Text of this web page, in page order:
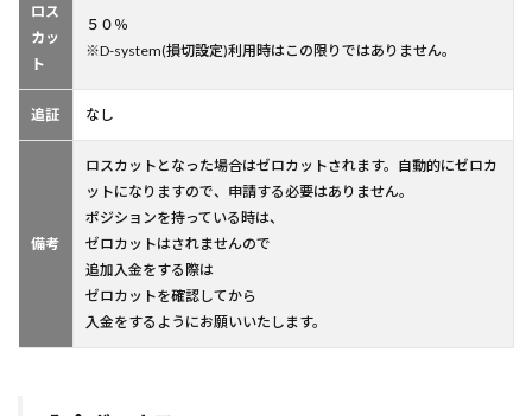
ロス
カッ
ト
５０％
※D-system(損切設定)利用時はこの限りではありません。
追証 なし
備考
ロスカットとなった場合はゼロカットされます。自動的にゼロカ
ットになりますので、申請する必要はありません。
ポジションを持っている時は、
ゼロカットはされませんので
追加入金をする際は
ゼロカットを確認してから
入金をするようにお願いいたします。